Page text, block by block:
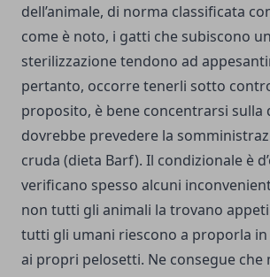
dell’animale, di norma classificata
come è noto, i gatti che subiscono
sterilizzazione tendono ad
pertanto, occorre tenerli sotto
proposito, è bene concentrarsi sulla
dovrebbe prevedere la
cruda (dieta Barf). Il condizionale è
verificano spesso alcuni
non tutti gli animali la trovano
tutti gli umani riescono a proporla
ai propri pelosetti. Ne consegue